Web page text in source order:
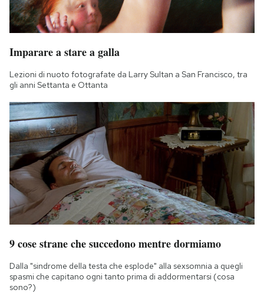
Imparare a stare a galla
Lezioni di nuoto fotografate da Larry Sultan a San Francisco, tra
gli anni Settanta e Ottanta
9 cose strane che succedono mentre dormiamo
Dalla "sindrome della testa che esplode" alla sexsomnia a quegli
spasmi che capitano ogni tanto prima di addormentarsi (cosa
sono?)